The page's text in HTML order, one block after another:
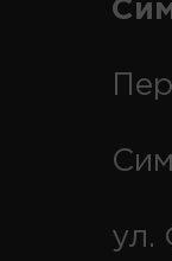
ул.